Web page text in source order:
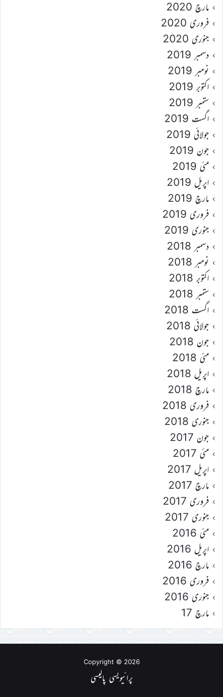
مارچ 2020
فروری 2020
جنوری 2020
دسمبر 2019
نومبر 2019
اکتوبر 2019
ستمبر 2019
اگست 2019
جولائی 2019
جون 2019
مئی 2019
اپریل 2019
مارچ 2019
فروری 2019
جنوری 2019
دسمبر 2018
نومبر 2018
اکتوبر 2018
ستمبر 2018
اگست 2018
جولائی 2018
جون 2018
مئی 2018
اپریل 2018
مارچ 2018
فروری 2018
جنوری 2018
جون 2017
مئی 2017
اپریل 2017
مارچ 2017
فروری 2017
جنوری 2017
مئی 2016
اپریل 2016
مارچ 2016
فروری 2016
جنوری 2016
مارچ 17
Copyright © 2026
پرائیویسی پالیسی